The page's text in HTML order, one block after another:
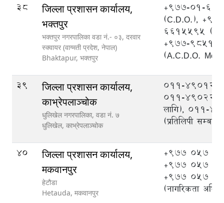
38
जिल्ला प्रशासन कार्यालय,
भक्तपुर
भक्तपुर नगरपालिका वडा नं.- ०३, दरवार
स्क्वायर (वाग्मती प्रदेश, नेपाल)
Bhaktapur, भक्तपुर
+977-01-
(C.D.O.),
6615595
+977-
(A.C.D.O.
39
जिल्ला प्रशासन कार्यालय,
काभ्रेपलाञ्‍चोक
धुलिखेल नगरपालिका, वडा नं. ७
धुलिखेल, काभ्रेपलाञ्चोक
०११-४९०१२३,
०११-४९०२२३
लागि), ०११-
(प्रतिलिपी
40
जिल्ला प्रशासन कार्यालय,
मकवानपुर
हेटौडा
Hetauda, मकवानपुर
+977 057
+977 057
+977 057
(नागरिकता